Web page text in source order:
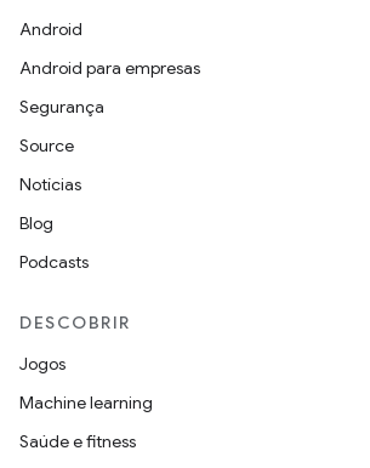
Android
Android para empresas
Segurança
Source
Notícias
Blog
Podcasts
DESCOBRIR
Jogos
Machine learning
Saúde e fitness